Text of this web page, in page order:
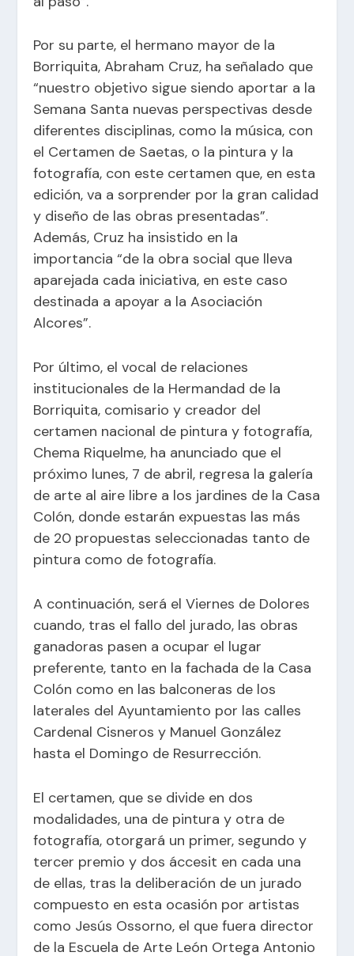
Por su parte, el hermano mayor de la
Borriquita, Abraham Cruz, ha señalado que
“nuestro objetivo sigue siendo aportar a la
Semana Santa nuevas perspectivas desde
diferentes disciplinas, como la música, con
el Certamen de Saetas, o la pintura y la
fotografía, con este certamen que, en esta
edición, va a sorprender por la gran calidad
y diseño de las obras presentadas”.
Además, Cruz ha insistido en la
importancia “de la obra social que lleva
aparejada cada iniciativa, en este caso
destinada a apoyar a la Asociación
Alcores”.
Por último, el vocal de relaciones
institucionales de la Hermandad de la
Borriquita, comisario y creador del
certamen nacional de pintura y fotografía,
Chema Riquelme, ha anunciado que el
próximo lunes, 7 de abril, regresa la galería
de arte al aire libre a los jardines de la Casa
Colón, donde estarán expuestas las más
de 20 propuestas seleccionadas tanto de
pintura como de fotografía.
A continuación, será el Viernes de Dolores
cuando, tras el fallo del jurado, las obras
ganadoras pasen a ocupar el lugar
preferente, tanto en la fachada de la Casa
Colón como en las balconeras de los
laterales del Ayuntamiento por las calles
Cardenal Cisneros y Manuel González
hasta el Domingo de Resurrección.
El certamen, que se divide en dos
modalidades, una de pintura y otra de
fotografía, otorgará un primer, segundo y
tercer premio y dos áccesit en cada una
de ellas, tras la deliberación de un jurado
compuesto en esta ocasión por artistas
como Jesús Ossorno, el que fuera director
de la Escuela de Arte León Ortega Antonio